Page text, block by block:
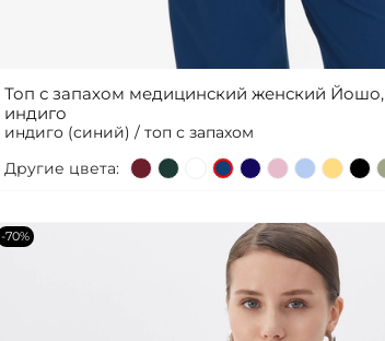
Топ с запахом медицинский женский Йошо,
индиго
индиго (синий) / топ с запахом
Другие цвета:
-70%